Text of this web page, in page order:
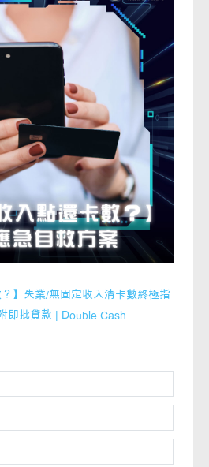
？】失業/無固定收入清卡數終極指
即批貸款 | Double Cash